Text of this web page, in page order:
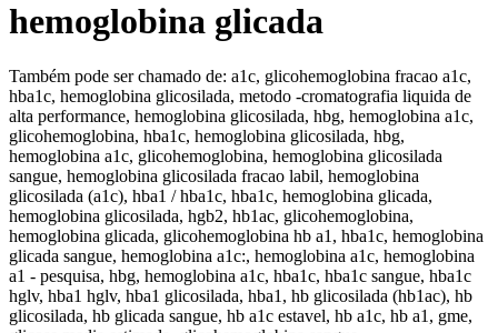
hemoglobina glicada
Também pode ser chamado de: a1c, glicohemoglobina fracao a1c,
hba1c, hemoglobina glicosilada, metodo -cromatografia liquida de
alta performance, hemoglobina glicosilada, hbg, hemoglobina a1c,
glicohemoglobina, hba1c, hemoglobina glicosilada, hbg,
hemoglobina a1c, glicohemoglobina, hemoglobina glicosilada
sangue, hemoglobina glicosilada fracao labil, hemoglobina
glicosilada (a1c), hba1 / hba1c, hba1c, hemoglobina glicada,
hemoglobina glicosilada, hgb2, hb1ac, glicohemoglobina,
hemoglobina glicada, glicohemoglobina hb a1, hba1c, hemoglobina
glicada sangue, hemoglobina a1c:, hemoglobina a1c, hemoglobina
a1 - pesquisa, hbg, hemoglobina a1c, hba1c, hba1c sangue, hba1c
hglv, hba1 hglv, hba1 glicosilada, hba1, hb glicosilada (hb1ac), hb
glicosilada, hb glicada sangue, hb a1c estavel, hb a1c, hb a1, gme,